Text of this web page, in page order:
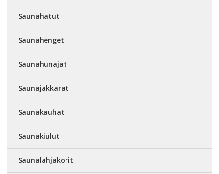
Saunahatut
Saunahenget
Saunahunajat
Saunajakkarat
Saunakauhat
Saunakiulut
Saunalahjakorit